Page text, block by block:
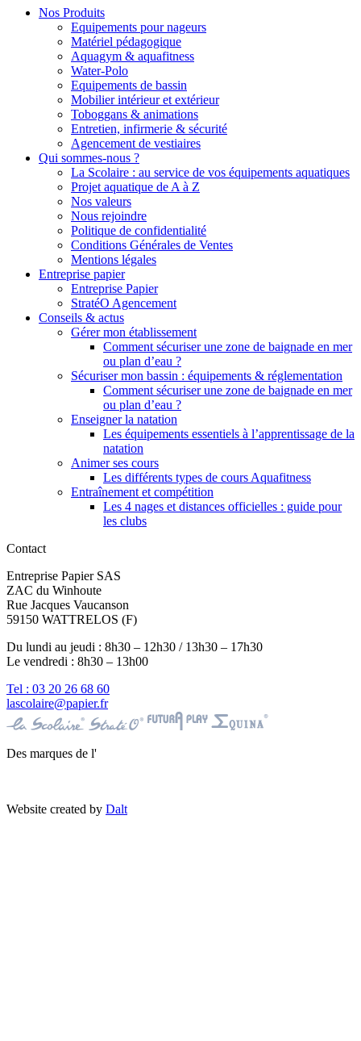
Nos Produits
Equipements pour nageurs
Matériel pédagogique
Aquagym & aquafitness
Water-Polo
Equipements de bassin
Mobilier intérieur et extérieur
Toboggans & animations
Entretien, infirmerie & sécurité
Agencement de vestiaires
Qui sommes-nous ?
La Scolaire : au service de vos équipements aquatiques
Projet aquatique de A à Z
Nos valeurs
Nous rejoindre
Politique de confidentialité
Conditions Générales de Ventes
Mentions légales
Entreprise papier
Entreprise Papier
StratéO Agencement
Conseils & actus
Gérer mon établissement
Comment sécuriser une zone de baignade en mer
ou plan d’eau ?
Sécuriser mon bassin : équipements & réglementation
Comment sécuriser une zone de baignade en mer
ou plan d’eau ?
Enseigner la natation
Les équipements essentiels à l’apprentissage de la
natation
Animer ses cours
Les différents types de cours Aquafitness
Entraînement et compétition
Les 4 nages et distances officielles : guide pour
les clubs
Contact
Entreprise Papier SAS
ZAC du Winhoute
Rue Jacques Vaucanson
59150 WATTRELOS (F)
Du lundi au jeudi : 8h30 – 12h30 / 13h30 – 17h30
Le vendredi : 8h30 – 13h00
Tel : 03 20 26 68 60
lascolaire@papier.fr
Des marques de l'
Website created by Dalt